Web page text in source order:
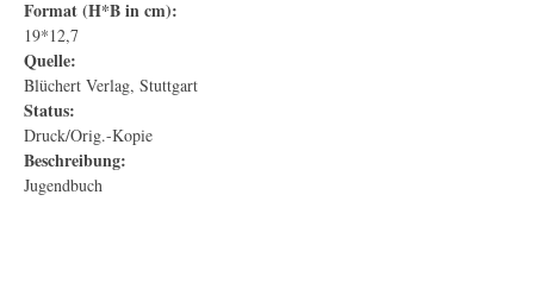
Format (H*B in cm):
19*12,7
Quelle:
Blüchert Verlag, Stuttgart
Status:
Druck/Orig.-Kopie
Beschreibung:
Jugendbuch